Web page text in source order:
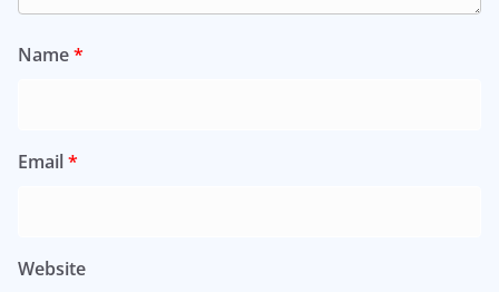
Name*
Email*
Website